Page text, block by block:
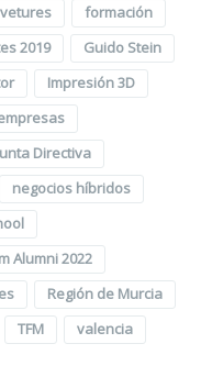
formación
2019
Guido Stein
Impresión 3D
Directiva
negocios híbridos
Alumni 2022
Región de Murcia
TFM valencia